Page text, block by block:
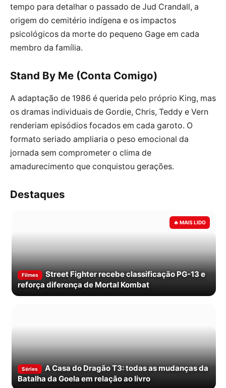
tempo para detalhar o passado de Jud Crandall, a
origem do cemitério indígena e os impactos
psicológicos da morte do pequeno Gage em cada
membro da família.
Stand By Me (Conta Comigo)
A adaptação de 1986 é querida pelo próprio King, mas
os dramas individuais de Gordie, Chris, Teddy e Vern
renderiam episódios focados em cada garoto. O
formato seriado ampliaria o peso emocional da
jornada sem comprometer o clima de
amadurecimento que conquistou gerações.
Destaques
Filmes
Street Fighter recebe classificação PG-13 e
reforça diferença de Mortal Kombat
Séries
A Casa do Dragão T3: todas as mudanças da
Batalha da Goela em relação ao livro